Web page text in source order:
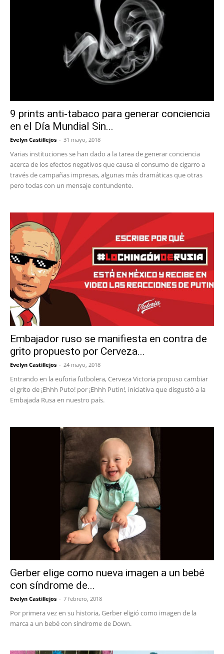
9 prints anti-tabaco para generar conciencia
en el Día Mundial Sin...
Evelyn Castillejos - 31 mayo, 2018
Varias instituciones se han dado a la tarea de generar conciencia
acerca de los efectos negativos que causa el consumo de cigarro a
través de campañas impresas, algunas más dramáticas que otras
pero todas con un mensaje contundente.
Embajador ruso se manifiesta en contra de
grito propuesto por Cerveza...
Evelyn Castillejos - 24 mayo, 2018
Entrando en la euforia futbolera, Cerveza Victoria propuso cambiar
el grito de ¡Ehhh Puto! por ¡Ehhh Putin!, iniciativa que disgustó a la
Embajada Rusa en nuestro país.
Gerber elige como nueva imagen a un bebé
con síndrome de...
Evelyn Castillejos - 7 febrero, 2018
Por primera vez en su historia, Gerber eligió como imagen de la
marca a un bebé con síndrome de Down.